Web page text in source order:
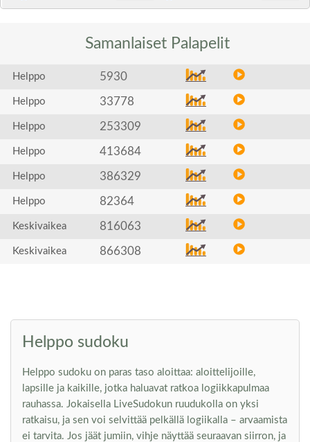
Samanlaiset Palapelit
Helppo 5930
Helppo 33778
Helppo 253309
Helppo 413684
Helppo 386329
Helppo 82364
Keskivaikea 816063
Keskivaikea 866308
Helppo sudoku
Helppo sudoku on paras taso aloittaa: aloittelijoille,
lapsille ja kaikille, jotka haluavat ratkoa logiikkapulmaa
rauhassa. Jokaisella LiveSudokun ruudukolla on yksi
ratkaisu, ja sen voi selvittää pelkällä logiikalla – arvaamista
ei tarvita. Jos jäät jumiin, vihje näyttää seuraavan siirron, ja